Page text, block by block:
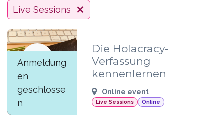
Live Sessions
18
Anmeldung
en
geschlosse
n
Die Holacracy-
Verfassung
kennenlernen
Online event
Live Sessions Online